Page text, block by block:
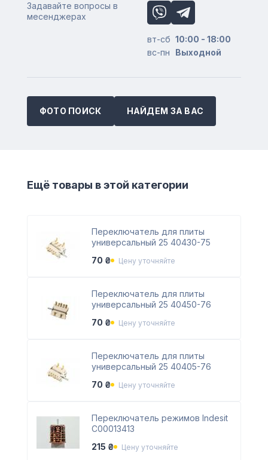
Задавайте вопросы в
месенджерах
вт-сб 10:00 - 18:00
вс-пн
Выходной
ФОТО ПОИСК НАЙДЕМ ЗА ВАС
Ещё товары в этой категории
Переключатель для плиты
универсальный 25 40430-75
70 ₴
Цену уточняйте
Переключатель для плиты
универсальный 25 40450-76
70 ₴
Цену уточняйте
Переключатель для плиты
универсальный 25 40405-76
70 ₴
Цену уточняйте
Переключатель режимов Indesit
C00013413
215 ₴
Цену уточняйте